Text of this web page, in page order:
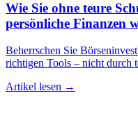
Wie Sie ohne teure
persönliche Finanzen
Beherrschen Sie
richtigen Tools – nicht durch
Artikel lesen →